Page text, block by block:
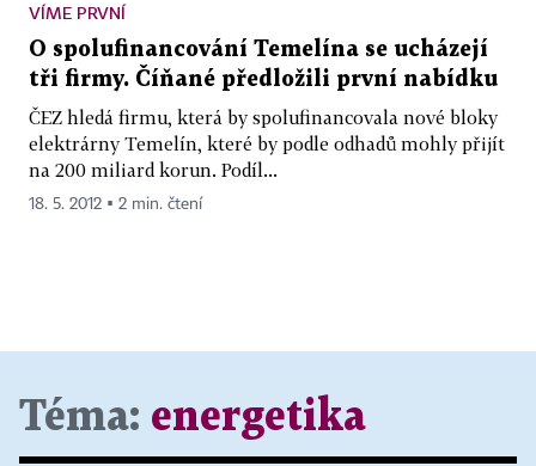
VÍME PRVNÍ
O spolufinancování Temelína se ucházejí
tři firmy. Číňané předložili první nabídku
ČEZ hledá firmu, která by spolufinancovala nové bloky
elektrárny Temelín, které by podle odhadů mohly přijít
na 200 miliard korun. Podíl...
18. 5. 2012 ▪ 2 min. čtení
Téma: energetika